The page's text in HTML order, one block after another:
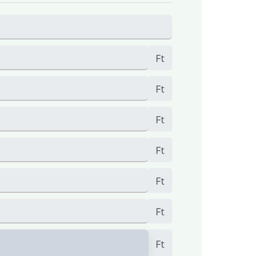
Ft
Ft
Ft
Ft
Ft
Ft
Ft